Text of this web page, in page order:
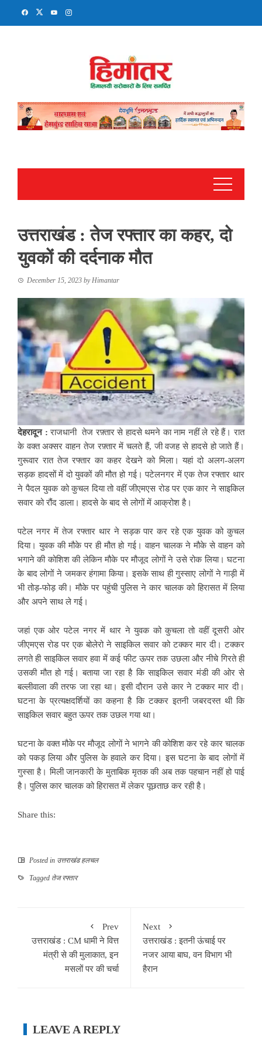
उत्तराखंड : तेज रफ्तार का कहर, दो
युवकों की दर्दनाक मौत
December 15, 2023 byHimantar
देहरादून :राजधानी तेज रफ़्तार से हादसे थमने का नाम नहीं ले रहे हैं। रात
के वक्त अक्सर वाहन तेज रफ़्तार में चलते हैं, जी वजह से हादसे हो जाते हैं।
गुरूवार रात तेज रफ्तार का कहर देखने को मिला। यहां दो अलग-अलग
सड़क हादसों में दो युवकों की मौत हो गई। पटेलनगर में एक तेज रफ्तार थार
ने पैदल युवक को कुचल दिया तो वहीं जीएमएस रोड पर एक कार ने साइकिल
सवार को रौंद डाला। हादसे के बाद से लोगों में आक्रोश है।
पटेल नगर में तेज रफ्तार थार ने सड़क पार कर रहे एक युवक को कुचल
दिया। युवक की मौके पर ही मौत हो गई। वाहन चालक ने मौके से वाहन को
भगाने की कोशिश की लेकिन मौके पर मौजूद लोगों ने उसे रोक लिया। घटना
के बाद लोगों ने जमकर हंगामा किया। इसके साथ ही गुस्साए लोगों ने गाड़ी में
भी तोड़-फोड़ की। मौके पर पहुंची पुलिस ने कार चालक को हिरासत में लिया
और अपने साथ ले गई।
जहां एक ओर पटेल नगर में थार ने युवक को कुचला तो वहीं दूसरी ओर
जीएमएस रोड पर एक बोलेरो ने साइकिल सवार को टक्कर मार दी। टक्कर
लगते ही साइकिल सवार हवा में कई फीट ऊपर तक उछला और नीचे गिरते ही
उसकी मौत हो गई। बताया जा रहा है कि साइकिल सवार मंडी की ओर से
बल्लीवाला की तरफ जा रहा था। इसी दौरान उसे कार ने टक्कर मार दी।
घटना के प्रत्यक्षदर्शियों का कहना है कि टक्कर इतनी जबरदस्त थी कि
साइकिल सवार बहुत ऊपर तक उछल गया था।
घटना के वक्त मौके पर मौजूद लोगों ने भागने की कोशिश कर रहे कार चालक
को पकड़ लिया और पुलिस के हवाले कर दिया। इस घटना के बाद लोगों में
गुस्सा है। मिली जानकारी के मुताबिक मृतक की अब तक पहचान नहीं हो पाई
है। पुलिस कार चालक को हिरासत में लेकर पूछताछ कर रही है।
Share this:
Posted in उत्तराखंड हलचल
Tagged तेज रफ्तार
Prev
उत्तराखंड : CM धामी ने वित्त
मंत्री से की मुलाकात, इन
मसलों पर की चर्चा
Next
उत्तराखंड : इतनी ऊंचाई पर
नजर आया बाघ, वन विभाग भी
हैरान
LEAVE A REPLY